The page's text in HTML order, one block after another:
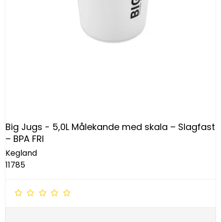
Big Jugs - 5,0L Målekande med skala – Slagfast
– BPA FRI
Kegland
11785